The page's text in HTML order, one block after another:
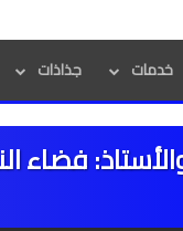
خدمات جذاذات
فضاء